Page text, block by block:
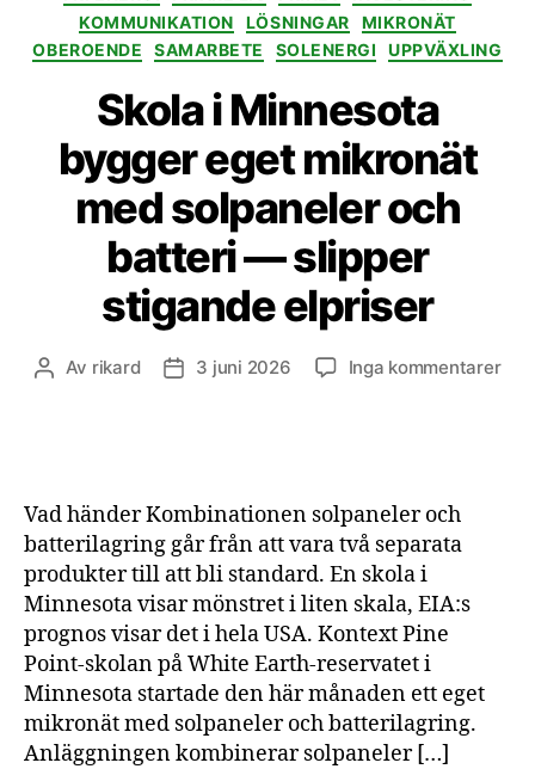
KOMMUNIKATION
LÖSNINGAR
MIKRONÄT
OBEROENDE
SAMARBETE SOLENERGI UPPVÄXLING
Skola i Minnesota
bygger eget mikronät
med solpaneler och
batteri — slipper
stigande elpriser
Inläggsförfattare
Av rikard Inläggsdatum
3 juni 2026 Inga kommentarertill
Vad händer Kombinationen solpaneler och
batterilagring går från att vara två separata
produkter till att bli standard. En skola i
Minnesota visar mönstret i liten skala, EIA:s
prognos visar det i hela USA. Kontext Pine
Point-skolan på White Earth-reservatet i
Minnesota startade den här månaden ett eget
mikronät med solpaneler och batterilagring.
Anläggningen kombinerar solpaneler […]